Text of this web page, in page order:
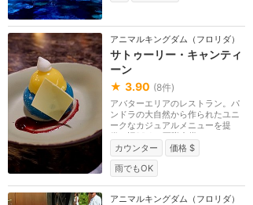
アニマルキングダム（フロリダ）
サトゥーリー・キャンティ
ーン
★ 3.90 (8件)
アバターエリアのレストラン。パ
ンドラの大自然から作られたユニ
ークなカジュアルメニューを提
供。旧RDAの軍隊食堂...
カウンター
価格 $
雨でもOK
アニマルキングダム（フロリダ）